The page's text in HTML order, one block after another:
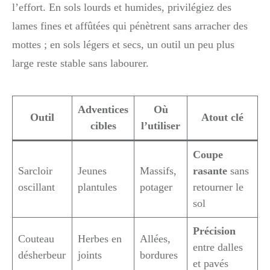
l’effort. En sols lourds et humides, privilégiez des
lames fines et affûtées qui pénètrent sans arracher des
mottes ; en sols légers et secs, un outil un peu plus
large reste stable sans labourer.
Outil
Adventices
cibles
Où
l’utiliser
Atout clé
Sarcloir
oscillant
Jeunes
plantules
Massifs,
potager
Coupe
rasante sans
retourner le
sol
Couteau
désherbeur
Herbes en
joints
Allées,
bordures
Précision
entre dalles
et pavés